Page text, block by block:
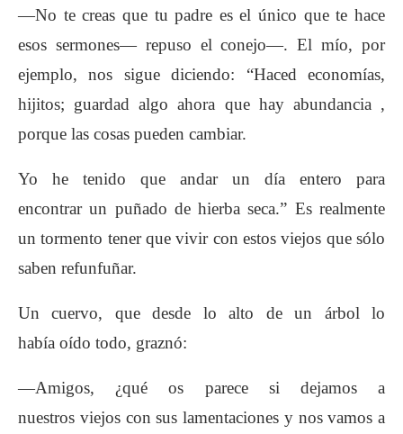
—No te creas que tu padre es el único que te hace
esos sermones— repuso el conejo—. Elmío, por
ejemplo, nos sigue diciendo: “Haced economías,
hijitos; guardad algo ahora que hay abundancia ,
porque las cosas pueden cambiar.
Yo he tenido que andar un día entero para
encontrarun puñado de hierba seca.” Es realmente
un tormento tener que vivir con estos viejos que sólo
saben refunfuñar.
Un cuervo, que desde lo alto de un árbol lo
había oído todo, graznó:
—Amigos, ¿qué os parece si dejamos a
nuestros viejos con sus lamentaciones y nos vamos a